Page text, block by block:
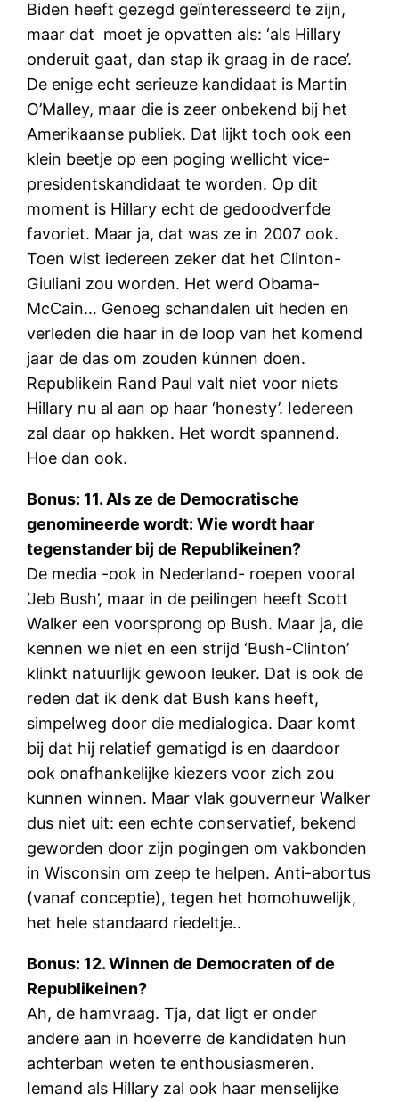
Biden heeft gezegd geïnteresseerd te zijn,
maar dat moet je opvatten als: ‘als Hillary
onderuit gaat, dan stap ik graag in de race’.
De enige echt serieuze kandidaat is Martin
O’Malley, maar die is zeer onbekend bij het
Amerikaanse publiek. Dat lijkt toch ook een
klein beetje op een poging wellicht vice-
presidentskandidaat te worden. Op dit
moment is Hillary echt de gedoodverfde
favoriet. Maar ja, dat was ze in 2007 ook.
Toen wist iedereen zeker dat het Clinton-
Giuliani zou worden. Het werd Obama-
McCain… Genoeg schandalen uit heden en
verleden die haar in de loop van het komend
jaar de das om zouden kúnnen doen.
Republikein Rand Paul valt niet voor niets
Hillary nu al aan op haar ‘honesty’. Iedereen
zal daar op hakken. Het wordt spannend.
Hoe dan ook.
Bonus: 11. Als ze de Democratische
genomineerde wordt: Wie wordt haar
tegenstander bij de Republikeinen?
De media -ook in Nederland- roepen vooral
‘Jeb Bush’, maar in de peilingen heeft Scott
Walker een voorsprong op Bush. Maar ja, die
kennen we niet en een strijd ‘Bush-Clinton’
klinkt natuurlijk gewoon leuker. Dat is ook de
reden dat ik denk dat Bush kans heeft,
simpelweg door die medialogica. Daar komt
bij dat hij relatief gematigd is en daardoor
ook onafhankelijke kiezers voor zich zou
kunnen winnen. Maar vlak gouverneur Walker
dus niet uit: een echte conservatief, bekend
geworden door zijn pogingen om vakbonden
in Wisconsin om zeep te helpen. Anti-abortus
(vanaf conceptie), tegen het homohuwelijk,
het hele standaard riedeltje..
Bonus: 12. Winnen de Democraten of de
Republikeinen?
Ah, de hamvraag. Tja, dat ligt er onder
andere aan in hoeverre de kandidaten hun
achterban weten te enthousiasmeren.
Iemand als Hillary zal ook haar menselijke